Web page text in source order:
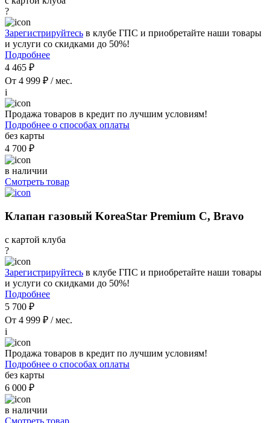
?
Зарегистрируйтесь в клубе ГПС и приобретайте наши товары
и услуги со скидками до 50%!
Подробнее
4 465 ₽
От 4 999 ₽ / мес.
i
Продажа товаров в кредит по лучшим условиям!
Подробнее о способах оплаты
без карты
4 700 ₽
в наличии
Смотреть товар
Клапан газовый KoreaStar Premium C, Bravo
с картой клуба
?
Зарегистрируйтесь в клубе ГПС и приобретайте наши товары
и услуги со скидками до 50%!
Подробнее
5 700 ₽
От 4 999 ₽ / мес.
i
Продажа товаров в кредит по лучшим условиям!
Подробнее о способах оплаты
без карты
6 000 ₽
в наличии
Смотреть товар